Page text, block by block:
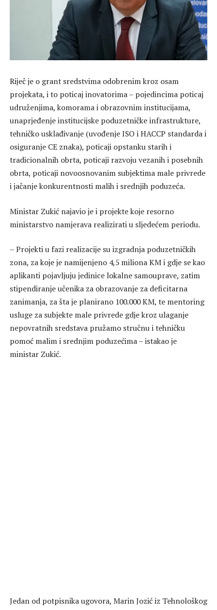
Riječ je o grant sredstvima odobrenim kroz osam
projekata, i to poticaj inovatorima – pojedincima poticaj
udruženjima, komorama i obrazovnim institucijama,
unaprjeđenje institucijske poduzetničke infrastrukture,
tehničko usklađivanje (uvođenje ISO i HACCP standarda i
osiguranje CE znaka), poticaji opstanku starih i
tradicionalnih obrta, poticaji razvoju vezanih i posebnih
obrta, poticaji novoosnovanim subjektima male privrede
i jačanje konkurentnosti malih i srednjih poduzeća.
Ministar Zukić najavio je i projekte koje resorno
ministarstvo namjerava realizirati u sljedećem periodu.
– Projekti u fazi realizacije su izgradnja poduzetničkih
zona, za koje je namijenjeno 4,5 miliona KM i gdje se kao
aplikanti pojavljuju jedinice lokalne samouprave, zatim
stipendiranje učenika za obrazovanje za deficitarna
zanimanja, za šta je planirano 100.000 KM, te mentoring
usluge za subjekte male privrede gdje kroz ulaganje
nepovratnih sredstava pružamo stručnu i tehničku
pomoć malim i srednjim poduzećima – istakao je
ministar Zukić.
Jedan od potpisnika ugovora, Marin Jozić iz Tehnološkog